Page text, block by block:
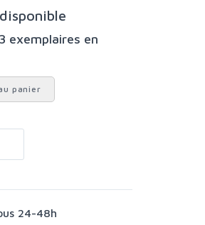
panier
24-48h